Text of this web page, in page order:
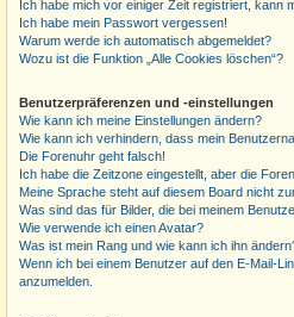
Ich habe mich vor einiger Zeit registriert, kann
Ich habe mein Passwort vergessen!
Warum werde ich automatisch abgemeldet?
Wozu ist die Funktion „Alle Cookies löschen“?
Benutzerpräferenzen und -einstellungen
Wie kann ich meine Einstellungen ändern?
Wie kann ich verhindern, dass mein
Die Forenuhr geht falsch!
Ich habe die Zeitzone eingestellt, aber die
Meine Sprache steht auf diesem Board nicht
Was sind das für Bilder, die bei meinem
Wie verwende ich einen Avatar?
Was ist mein Rang und wie kann ich ihn
Wenn ich bei einem Benutzer auf den E-Mail-
anzumelden.